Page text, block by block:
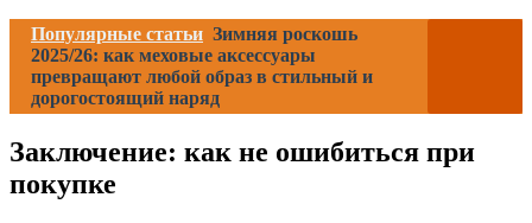
Популярные статьи Зимняя роскошь
2025/26: как меховые аксессуары
превращают любой образ в стильный и
дорогостоящий наряд
Заключение: как не ошибиться при
покупке